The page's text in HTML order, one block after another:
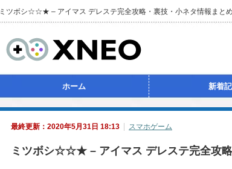
ミツボシ☆☆★ – アイマス デレステ完全攻略・裏技・小ネタ情報まと
ホーム 新着
最終更新：2020年5月31日 18:13 スマホゲーム
ミツボシ☆☆★ – アイマス デレステ完全攻略